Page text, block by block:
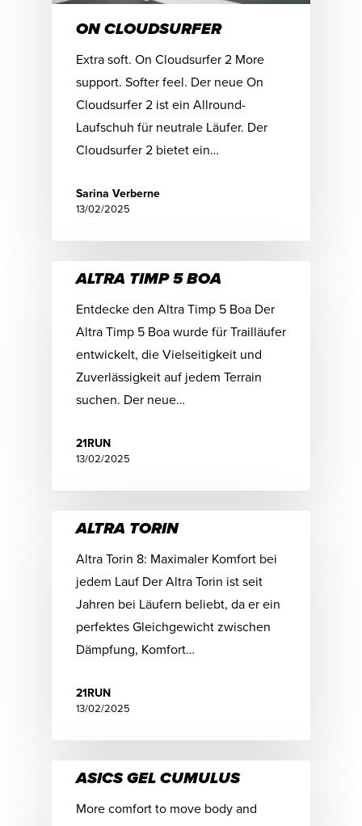
ON CLOUDSURFER
Extra soft. On Cloudsurfer 2 More
support. Softer feel. Der neue On
Cloudsurfer 2 ist ein Allround-
Laufschuh für neutrale Läufer. Der
Cloudsurfer 2 bietet ein…
Sarina Verberne
13/02/2025
ALTRA TIMP 5 BOA
Entdecke den Altra Timp 5 Boa Der
Altra Timp 5 Boa wurde für Trailläufer
entwickelt, die Vielseitigkeit und
Zuverlässigkeit auf jedem Terrain
suchen. Der neue…
21RUN
13/02/2025
ALTRA TORIN
Altra Torin 8: Maximaler Komfort bei
jedem Lauf Der Altra Torin ist seit
Jahren bei Läufern beliebt, da er ein
perfektes Gleichgewicht zwischen
Dämpfung, Komfort…
21RUN
13/02/2025
ASICS GEL CUMULUS
More comfort to move body and